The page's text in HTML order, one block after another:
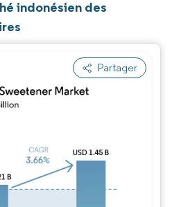
indonésien des
Partager